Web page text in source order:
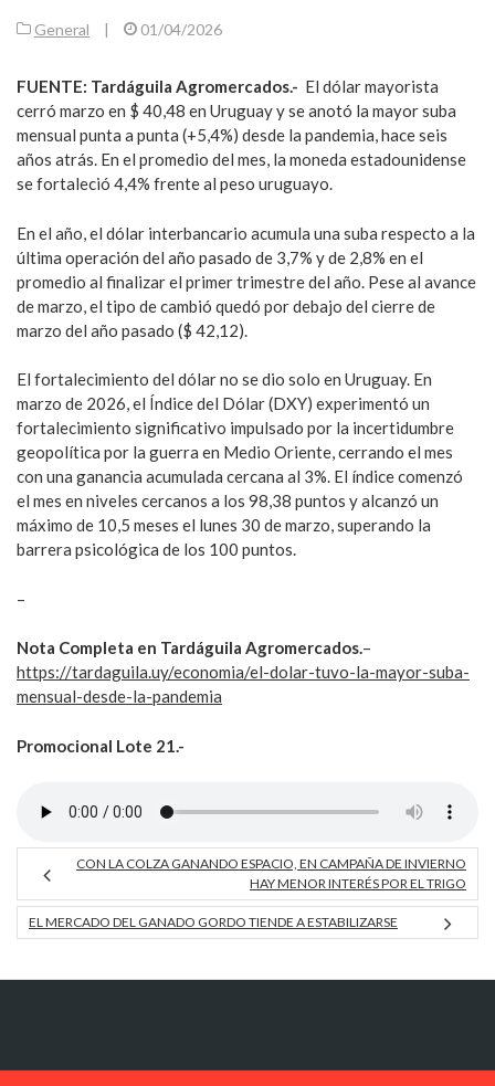
General | 01/04/2026
FUENTE: Tardáguila Agromercados.- El dólar mayorista
cerró marzo en $ 40,48 en Uruguay y se anotó la mayor suba
mensual punta a punta (+5,4%) desde la pandemia, hace seis
años atrás. En el promedio del mes, la moneda estadounidense
se fortaleció 4,4% frente al peso uruguayo.
En el año, el dólar interbancario acumula una suba respecto a la
última operación del año pasado de 3,7% y de 2,8% en el
promedio al finalizar el primer trimestre del año. Pese al avance
de marzo, el tipo de cambió quedó por debajo del cierre de
marzo del año pasado ($ 42,12).
El fortalecimiento del dólar no se dio solo en Uruguay. En
marzo de 2026, el Índice del Dólar (DXY) experimentó un
fortalecimiento significativo impulsado por la incertidumbre
geopolítica por la guerra en Medio Oriente, cerrando el mes
con una ganancia acumulada cercana al 3%. El índice comenzó
el mes en niveles cercanos a los 98,38 puntos y alcanzó un
máximo de 10,5 meses el lunes 30 de marzo, superando la
barrera psicológica de los 100 puntos.
–
Nota Completa en Tardáguila Agromercados.–
https://tardaguila.uy/economia/el-dolar-tuvo-la-mayor-suba-
mensual-desde-la-pandemia
Promocional Lote 21.-
CON LA COLZA GANANDO ESPACIO, EN CAMPAÑA DE INVIERNO
HAY MENOR INTERÉS POR EL TRIGO
EL MERCADO DEL GANADO GORDO TIENDE A ESTABILIZARSE